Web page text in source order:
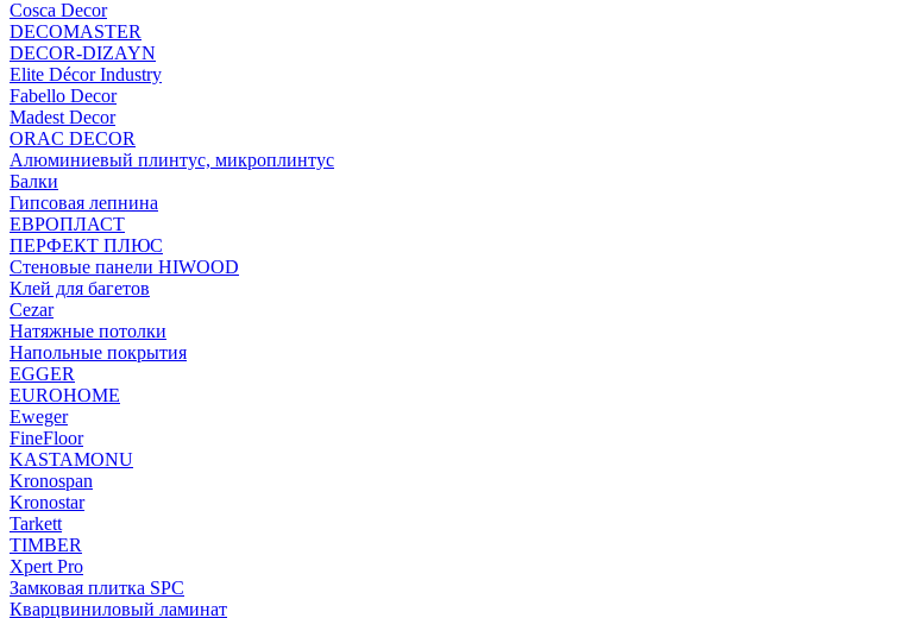
Cosca Decor
DECOMASTER
DECOR-DIZAYN
Elite Décor Industry
Fabello Decor
Madest Decor
ORAC DECOR
Алюминиевый плинтус, микроплинтус
Балки
Гипсовая лепнина
ЕВРОПЛАСТ
ПЕРФЕКТ ПЛЮС
Стеновые панели HIWOOD
Клей для багетов
Cezar
Натяжные потолки
Напольные покрытия
EGGER
EUROHOME
Eweger
FineFloor
KASTAMONU
Kronospan
Kronostar
Tarkett
TIMBER
Xpert Pro
Замковая плитка SPC
Кварцвиниловый ламинат